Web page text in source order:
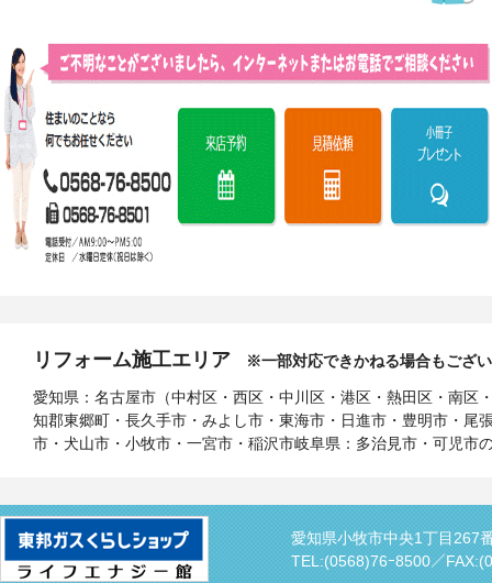
リフォーム施工エリア ※一部対応できかねる場合もござ
愛知県：名古屋市（中村区・西区・中川区・港区・熱田区・南
知郡東郷町・長久手市・みよし市・東海市・日進市・豊明市・
市・犬山市・小牧市・一宮市・稲沢市岐阜県：多治見市・可児市
愛知県小牧市中央1丁目267
TEL:(0568)76ｰ8500／